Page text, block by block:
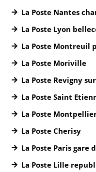
La Poste Nantes
La Poste Lyon
La Poste Montreuil
La Poste Moriville
La Poste Revigny
La Poste Saint
La Poste
La Poste Cherisy
La Poste Paris gare
La Poste Lille